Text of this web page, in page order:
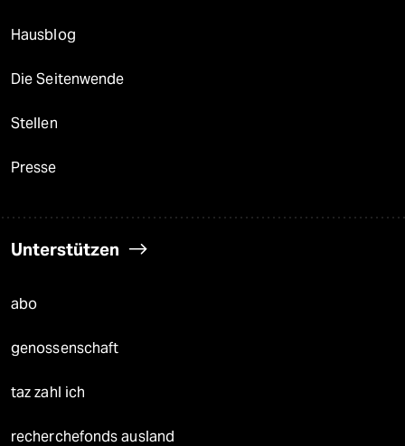
Hausblog
Die Seitenwende
Stellen
Presse
Unterstützen
abo
genossenschaft
taz zahl ich
recherchefonds ausland